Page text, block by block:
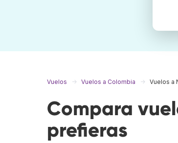
Vuelos Vuelos a Colombia Vuelos a
Compara
prefieras